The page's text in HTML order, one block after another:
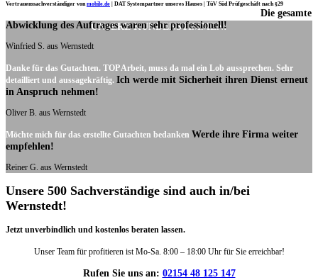
Vertrauenssachverständiger vonmobile.de DAT Systempartner unseres Hauses | TüV Süd Prüfgeschäft nach §29
UNSERE KUNDENSTIMMEN:
Die gesamte
Abwicklung des Auftrages waren sehr professionell!
Winfried S. aus Wernstedt
Danke für das Gutachten. TOP Arbeit, muss da mal ein Lob aussprechen. Sehr
detailliert und aussagekräftig. Ich werde mit Sicherheit ihren Dienst erneut
in Anspruch nehmen!
Oliver B. aus Wernstedt
Möchte mich für das erstellte Gutachten bedanken Werde ihre Firma weiter
empfehlen!
Reiner G. aus Wernstedt
Unsere 500 Sachverständige sind auch in/bei
Wernstedt!
Jetzt unverbindlich und kostenlos beraten lassen.
Unser Team für profitieren ist Mo-Sa. 8:00 – 18:00 Uhr für Sie erreichbar!
Rufen Sie uns an: 02154 48 125 147